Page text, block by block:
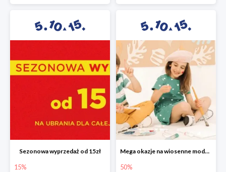
Sezonowa wyprzedaż od 15zł
15%
Mega okazje na wiosenne modele w 5.10.15 do -50%
50%